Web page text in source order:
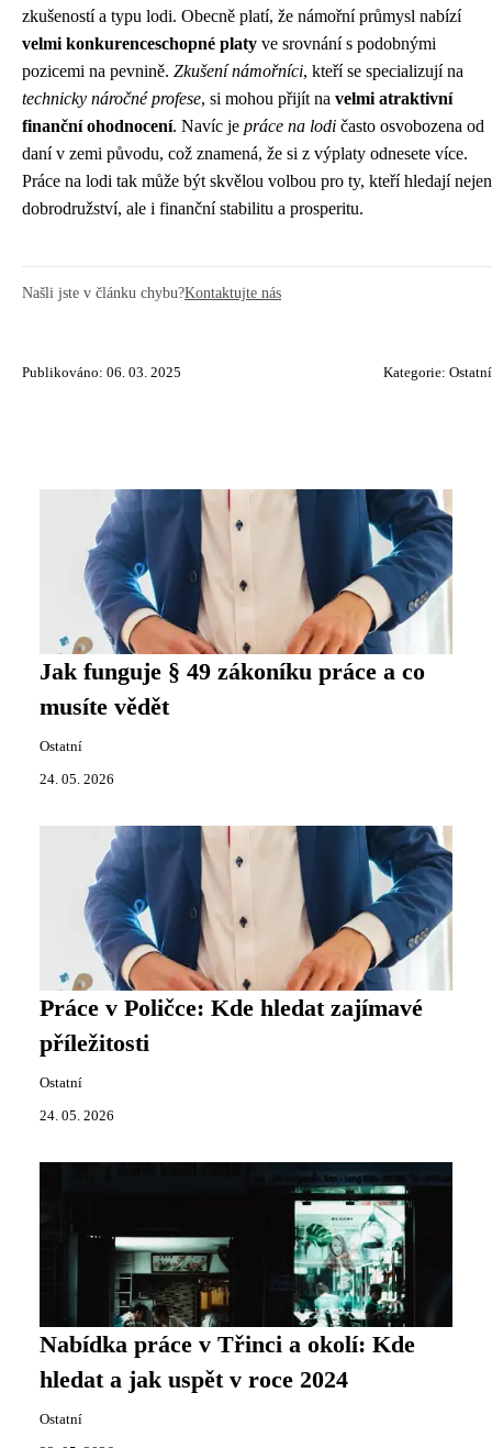
zkušeností a typu lodi. Obecně platí, že námořní průmysl nabízí
velmi konkurenceschopné platy ve srovnání s podobnými
pozicemi na pevnině. Zkušení námořníci, kteří se specializují na
technicky náročné profese, si mohou přijít na velmi atraktivní
finanční ohodnocení. Navíc je práce na lodi často osvobozena od
daní v zemi původu, což znamená, že si z výplaty odnesete více.
Práce na lodi tak může být skvělou volbou pro ty, kteří hledají nejen
dobrodružství, ale i finanční stabilitu a prosperitu.
Našli jste v článku chybu?Kontaktujte nás
Publikováno: 06. 03. 2025 Kategorie: Ostatní
Jak funguje § 49 zákoníku práce a co
musíte vědět
Ostatní
24. 05. 2026
Práce v Poličce: Kde hledat zajímavé
příležitosti
Ostatní
24. 05. 2026
Nabídka práce v Třinci a okolí: Kde
hledat a jak uspět v roce 2024
Ostatní